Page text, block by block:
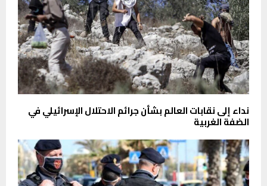
نداء إلى نقابات العالم بشأن جرائم الاحتلال الإسرائيلي في
الضفة الغربية